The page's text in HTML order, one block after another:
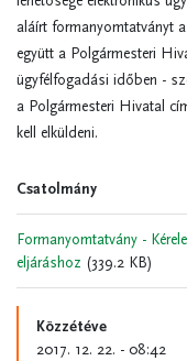
aláírt formanyomtatványt
együtt a Polgármesteri
ügyfélfogadási időben -
a Polgármesteri Hivatal
kell elküldeni.
Csatolmány
Formanyomtatvány -
eljáráshoz (339.2 KB)
Közzétéve
2017. 12. 22. - 08:42